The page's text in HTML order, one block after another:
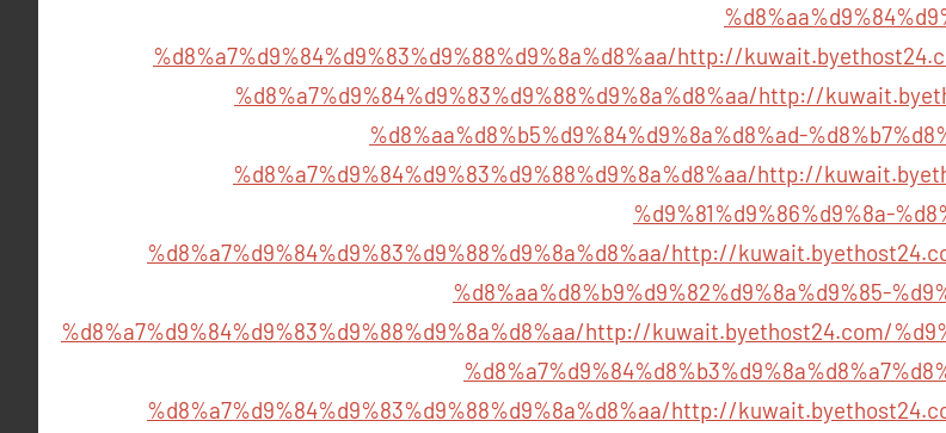
%d8%a7%d9%84%d9%83%d9%88%d9%8a%d8%aa/http://
%d8%a7%d9%84%d9%83%d9%88%d9%8a%d8%aa/http://
%d8%aa%d8%b5%d9%84%d9%8a%d8%ad-
%d8%a7%d9%84%d9%83%d9%88%d9%8a%d8%aa/http://
%d9%81%d9%86%d9%8a-
%d8%a7%d9%84%d9%83%d9%88%d9%8a%d8%aa/http://
%d8%aa%d8%b9%d9%82%d9%8a%d9%85-
%d8%a7%d9%84%d9%83%d9%88%d9%8a%d8%aa/http://kuwait.byethost24.com/
%d8%a7%d9%84%d9%83%d9%88%d9%8a%d8%aa/http://